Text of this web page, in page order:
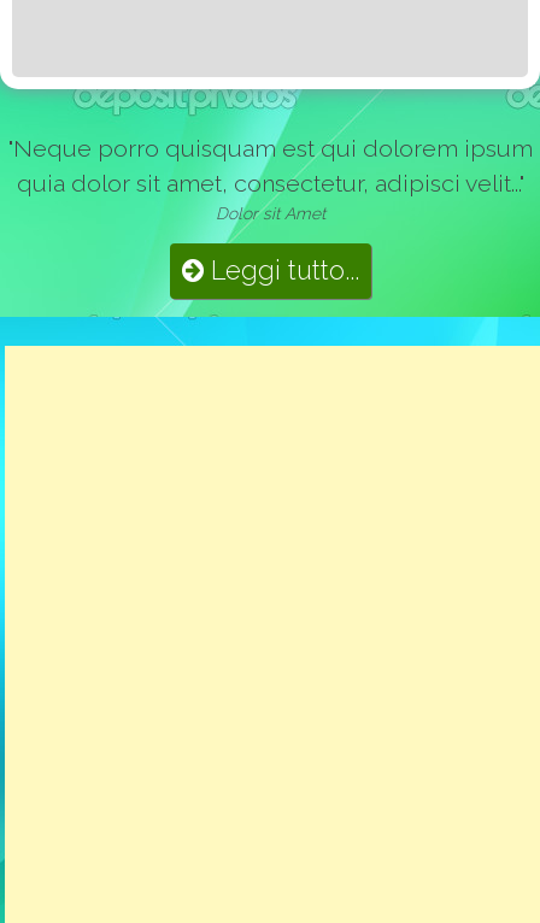
"Neque porro quisquam est qui dolorem ipsum
quia dolor sit amet, consectetur, adipisci velit..."
Dolor sit Amet
Leggi tutto...